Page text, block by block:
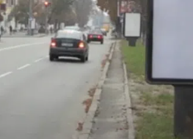
62-РІЧНУ
ВНАСЛІДОК
ПОМЕР ВОЇН
25 листопада 2025